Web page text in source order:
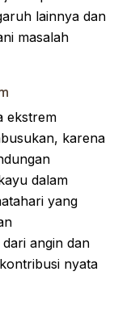
lainnya dan
masalah
ekstrem
karena
dalam
yang
angin dan
nyata